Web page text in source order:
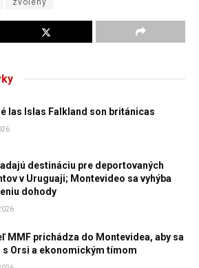
zvolený
las Islas Falkland son británicas
destináciu pre deportovaných
v Uruguaji; Montevideo sa vyhýba
dohody
MMF prichádza do Montevidea, aby sa
Orsi a ekonomickým tímom